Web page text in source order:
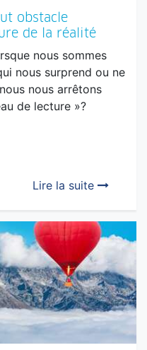
nous sommes
nous surprend ou ne
nous arrêtons
de lecture »?
de résister…